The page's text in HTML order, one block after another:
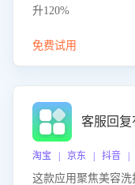
升120%
免费试用
客服回
淘宝 | 京东 | 抖音 |
这款应用聚焦美容